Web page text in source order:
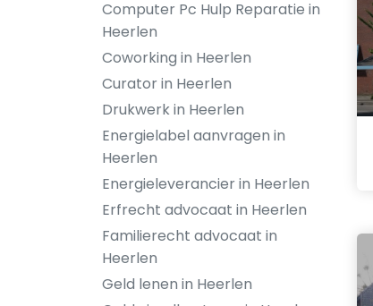
Computer Pc Hulp Reparatie in
Heerlen
Coworking in Heerlen
Curator in Heerlen
Drukwerk in Heerlen
Energielabel aanvragen in
Heerlen
Energieleverancier in Heerlen
Erfrecht advocaat in Heerlen
Familierecht advocaat in
Heerlen
Geld lenen in Heerlen